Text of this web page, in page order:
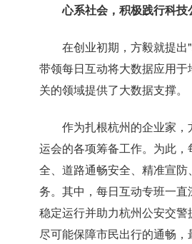
心系社会，积极践行科技
在创业初期，方毅就提
带领每日互动将大数据应用
关的领域提供了大数据支撑。
作为扎根杭州的企业家
运会的各项筹备工作。为此
全、道路通畅安全、精准宣
务。其中，每日互动专班一
稳定运行并助力杭州公安交
尽可能保障市民出行的通畅，